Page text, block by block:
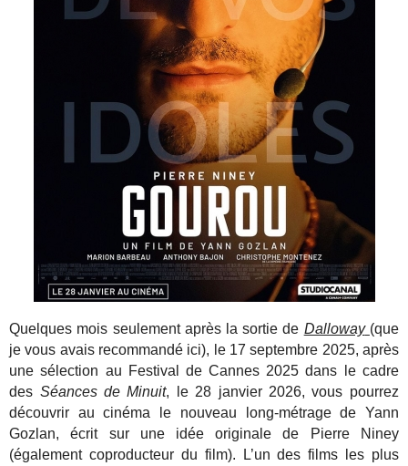
Quelques mois seulement après la sortie de Dalloway (que
je vous avais recommandé ici), le 17 septembre 2025, après
une sélection au Festival de Cannes 2025 dans le cadre
des Séances de Minuit, le 28 janvier 2026, vous pourrez
découvrir au cinéma le nouveau long-métrage de Yann
Gozlan, écrit sur une idée originale de Pierre Niney
(également coproducteur du film). L’un des films les plus